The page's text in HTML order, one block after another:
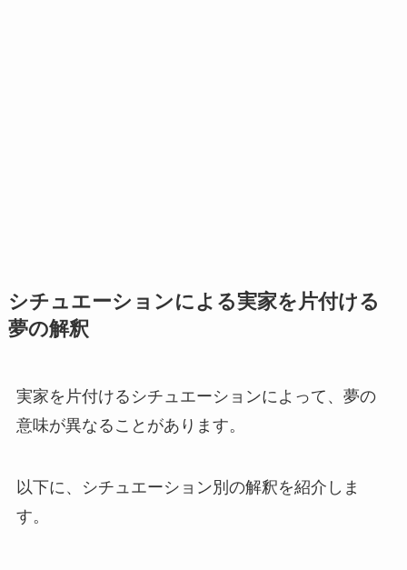
シチュエーションによる実家を片付ける
夢の解釈
実家を片付けるシチュエーションによって、夢の
意味が異なることがあります。
以下に、シチュエーション別の解釈を紹介しま
す。